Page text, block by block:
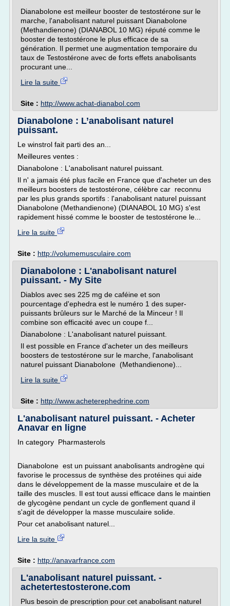
Dianabolone est meilleur booster de testostérone sur le
marche, l'anabolisant naturel puissant Dianabolone
(Methandienone) (DIANABOL 10 MG) réputé comme le
booster de testostérone le plus efficace de sa
génération. Il permet une augmentation temporaire du
taux de Testostérone avec de forts effets anabolisants
procurant une...
Lire la suite
Site : http://www.achat-dianabol.com
Dianabolone : L’anabolisant naturel
puissant.
Le winstrol fait parti des an...
Meilleures ventes :
Dianabolone : L'anabolisant naturel puissant.
Il n' a jamais été plus facile en France que d'acheter un des
meilleurs boosters de testostérone, célèbre car reconnu
par les plus grands sportifs : l'anabolisant naturel puissant
Dianabolone (Methandienone) (DIANABOL 10 MG) s'est
rapidement hissé comme le booster de testostérone le...
Lire la suite
Site : http://volumemusculaire.com
Dianabolone : L'anabolisant naturel
puissant. - My Site
Diablos avec ses 225 mg de caféine et son
pourcentage d'ephedra est le numéro 1 des super-
puissants brûleurs sur le Marché de la Minceur ! Il
combine son efficacité avec un coupe f...
Dianabolone : L'anabolisant naturel puissant.
Il est possible en France d'acheter un des meilleurs
boosters de testostérone sur le marche, l'anabolisant
naturel puissant Dianabolone (Methandienone)...
Lire la suite
Site : http://www.acheterephedrine.com
L'anabolisant naturel puissant. - Acheter
Anavar en ligne
In category Pharmasterols
Dianabolone est un puissant anabolisants androgène qui
favorise le processus de synthèse des protéines qui aide
dans le développement de la masse musculaire et de la
taille des muscles. Il est tout aussi efficace dans le maintien
de glycogène pendant un cycle de gonflement quand il
s'agit de développer la masse musculaire solide.
Pour cet anabolisant naturel...
Lire la suite
Site : http://anavarfrance.com
L'anabolisant naturel puissant. -
achetertestosterone.com
Plus besoin de prescription pour cet anabolisant naturel